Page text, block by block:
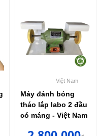
Việt Nam
Máy đánh bóng
tháo lắp labo 2 đầu
có máng - Việt Nam